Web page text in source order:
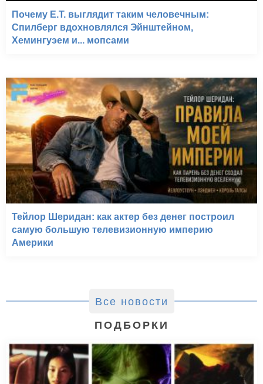
Почему E.T. выглядит таким человечным:
Спилберг вдохновлялся Эйнштейном,
Хемингуэем и... мопсами
Тейлор Шеридан: как актер без денег построил
самую большую телевизионную империю
Америки
Все новости
ПОДБОРКИ